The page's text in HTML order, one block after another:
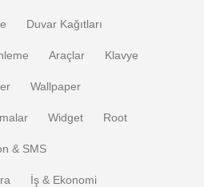
Duvar Kağıtları
Araçlar Klavye
Wallpaper
Widget Root
& SMS
İş & Ekonomi